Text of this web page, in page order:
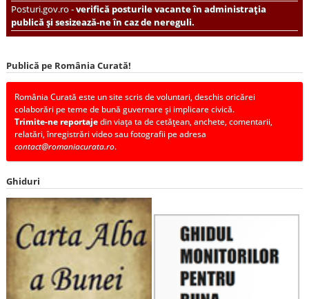
Posturi.gov.ro -verifică posturile vacante în administrația
publică și sesizează-ne în caz de nereguli.
Publică pe România Curată!
România Curată este un site scris de voluntari, deschis oricărei
colaborări pe teme de bună guvernare și implicare civică.
Trimite-ne reportajedin viața ta de cetățean, anchete, comentarii,
relatări, înregistrări video sau fotografii pe adresa
contact@romaniacurata.ro.
Ghiduri